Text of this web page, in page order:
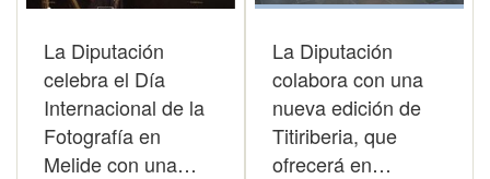
La Diputación
celebra el Día
Internacional de la
Fotografía en
Melide con una…
La Diputación
colabora con una
nueva edición de
Titiriberia, que
ofrecerá en…